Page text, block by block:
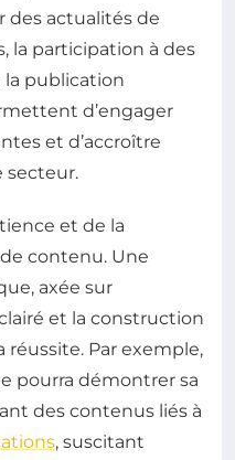
des actualités de
la participation à des
la publication
d’engager
et d’accroître
secteur.
et de la
contenu. Une
axée sur
et la construction
réussite. Par exemple,
pourra démontrer sa
des contenus liés à
, suscitant